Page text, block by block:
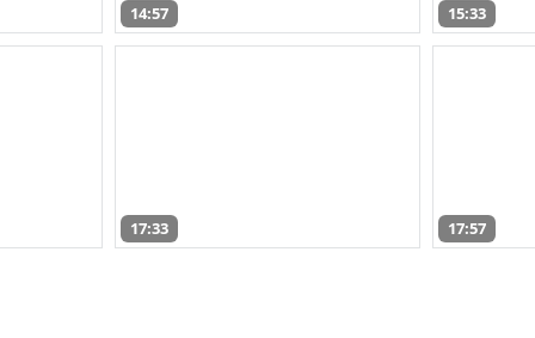
14:57 15:33
17:33 17:57